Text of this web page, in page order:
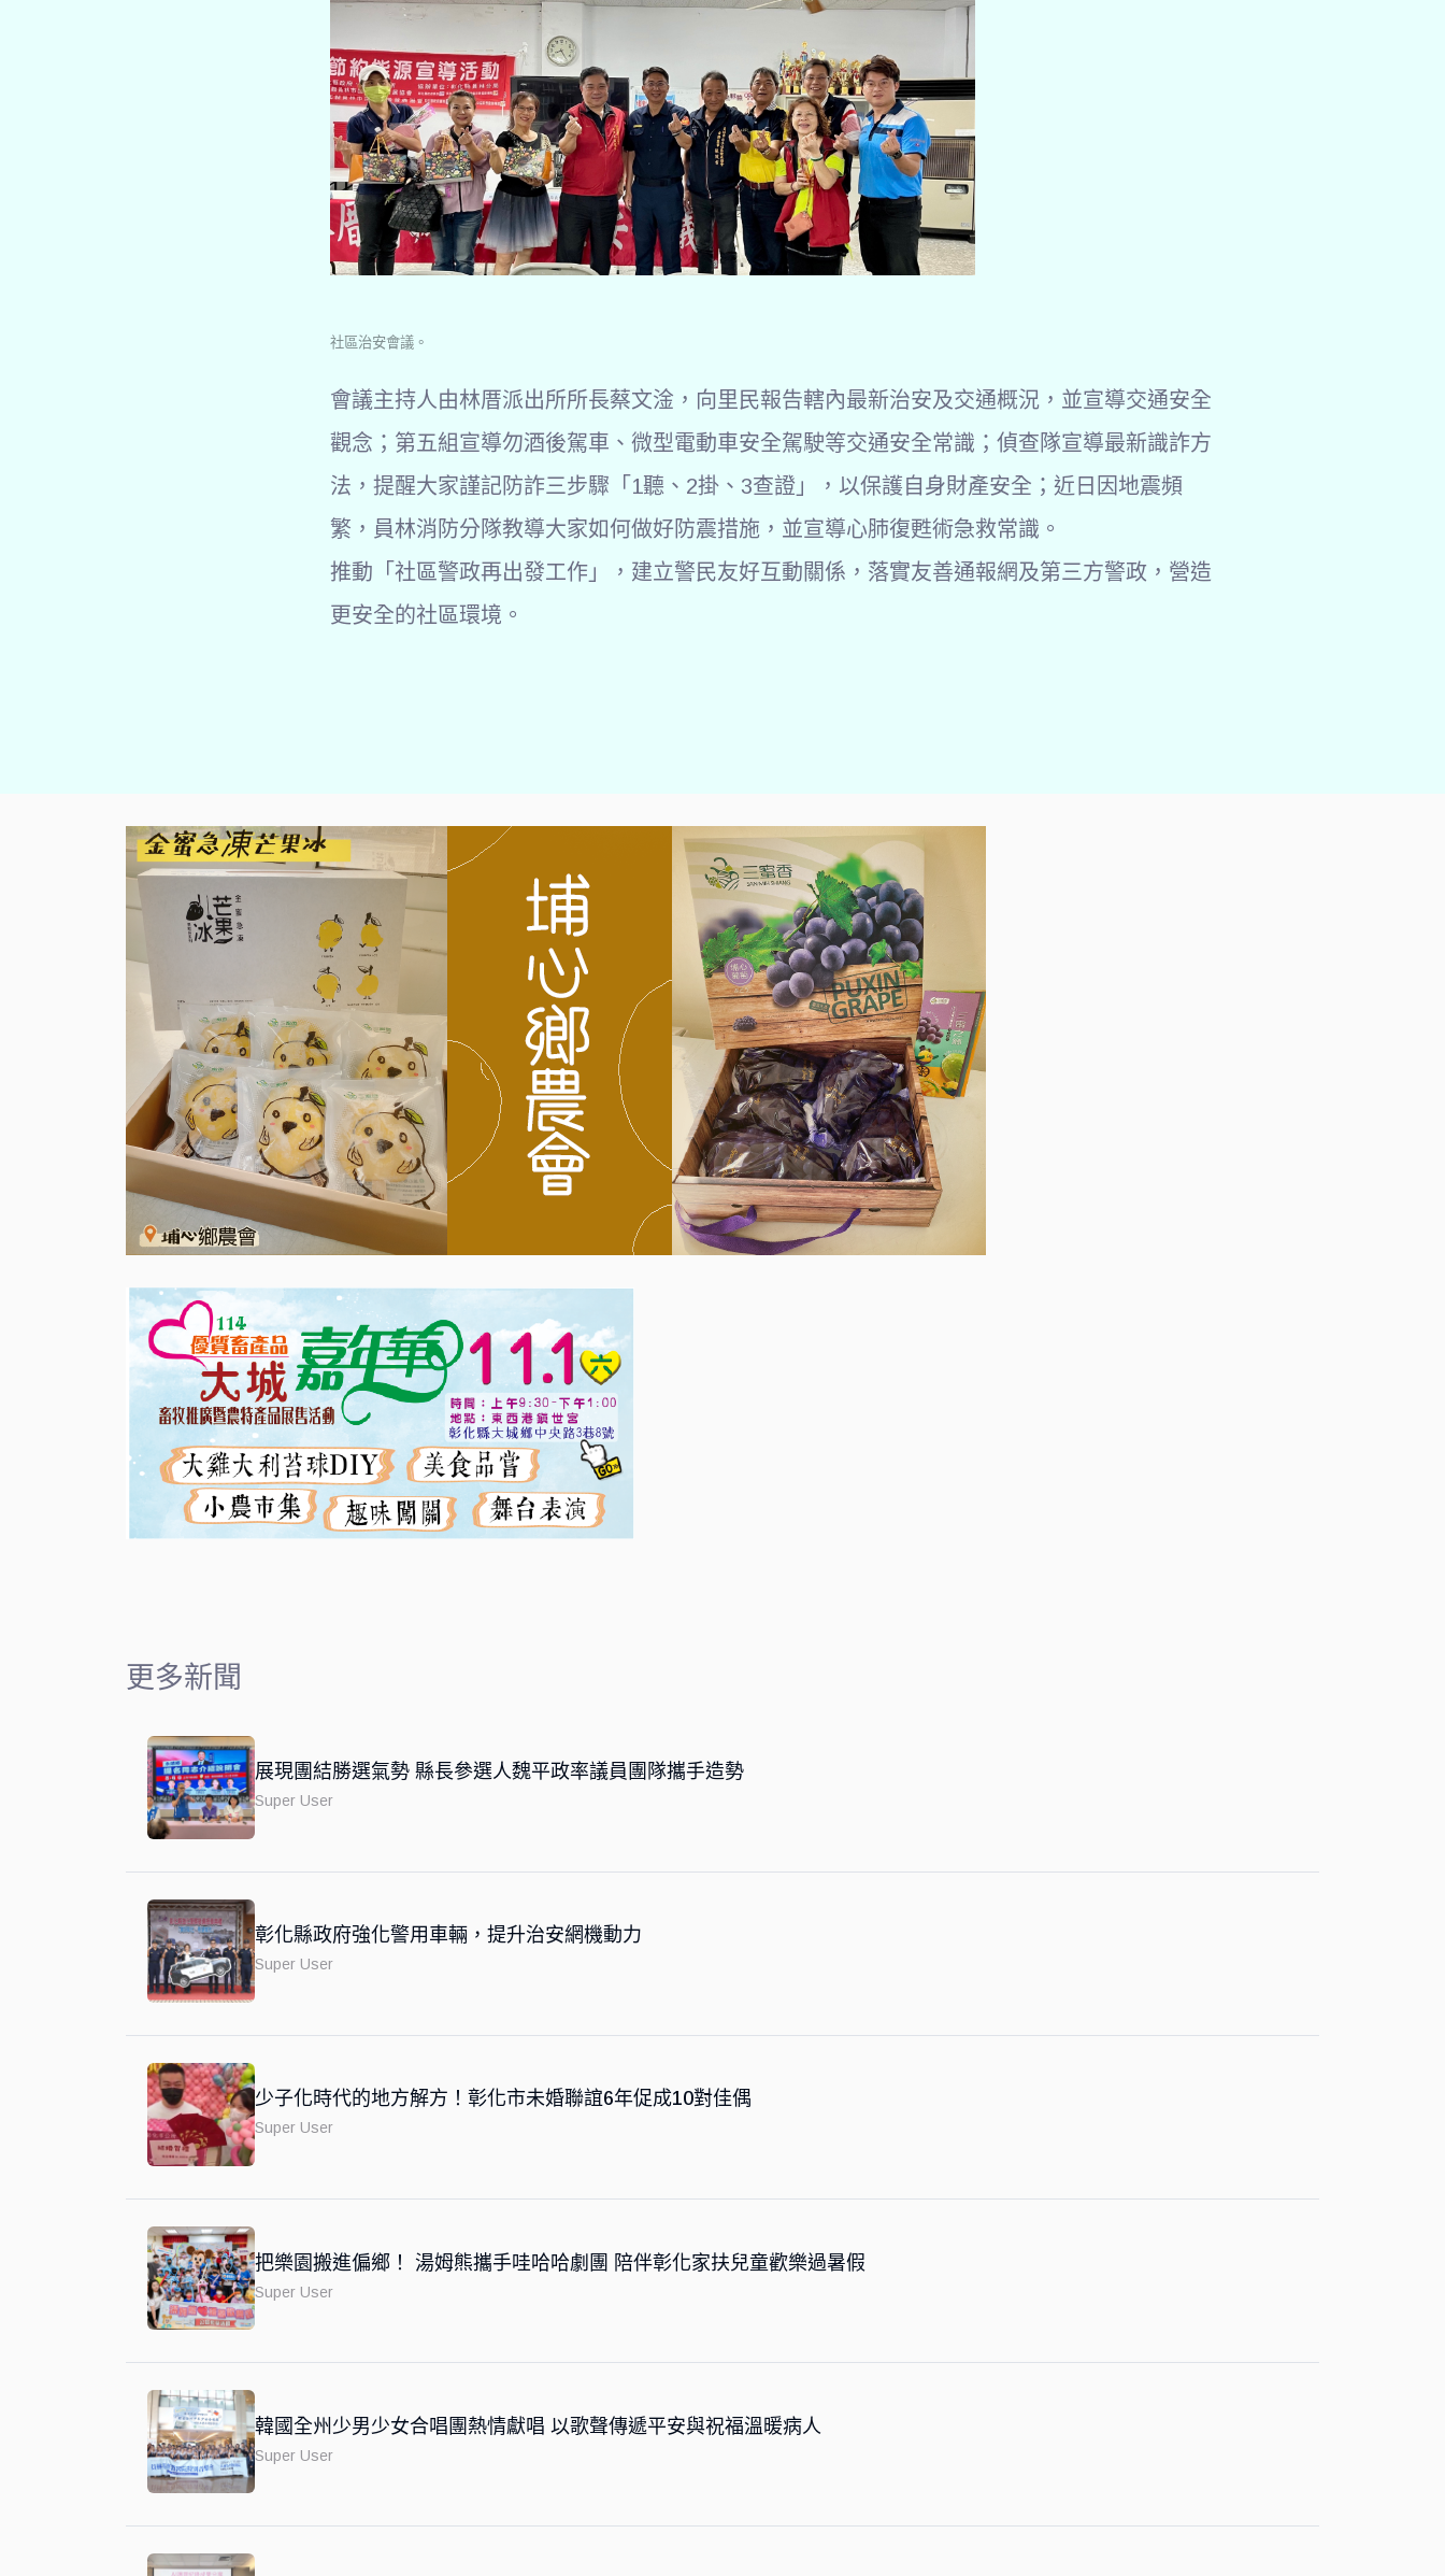
社區治安會議。
會議主持人由林厝派出所所長蔡文淦，向里民報告轄內最新治安及交通概況，並宣導交通安全
觀念；第五組宣導勿酒後駕車、微型電動車安全駕駛等交通安全常識；偵查隊宣導最新識詐方
法，提醒大家謹記防詐三步驟「1聽、2掛、3查證」，以保護自身財產安全；近日因地震頻
繁，員林消防分隊教導大家如何做好防震措施，並宣導心肺復甦術急救常識。
推動「社區警政再出發工作」，建立警民友好互動關係，落實友善通報網及第三方警政，營造
更安全的社區環境。
更多新聞
展現團結勝選氣勢 縣長參選人魏平政率議員團隊攜手造勢
Super User
彰化縣政府強化警用車輛，提升治安網機動力
Super User
少子化時代的地方解方！彰化市未婚聯誼6年促成10對佳偶
Super User
把樂園搬進偏鄉！ 湯姆熊攜手哇哈哈劇團 陪伴彰化家扶兒童歡樂過暑假
Super User
韓國全州少男少女合唱團熱情獻唱 以歌聲傳遞平安與祝福溫暖病人
Super User